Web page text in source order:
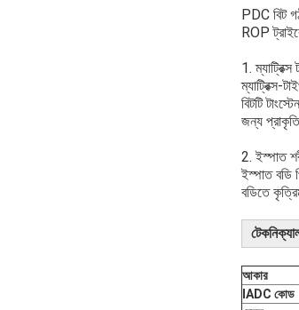
PDC বিট
ROP
1.
ম্যাট্রিক্স-
বিটটি
জন্য
2. ইস্পাত
ইস্পাত বডি
বডিতে
আকার
IADC কোড